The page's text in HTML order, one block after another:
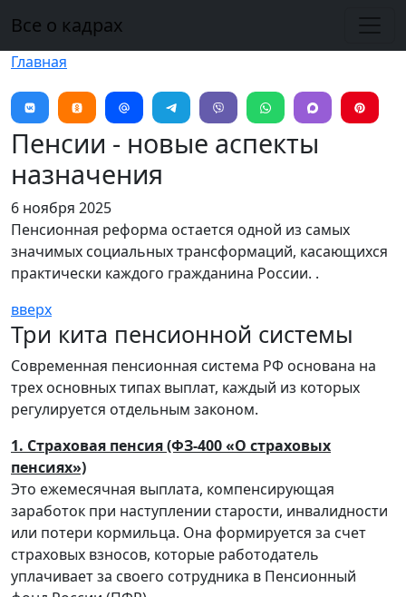
Все о кадрах
Главная
Пенсии - новые аспекты
назначения
6 ноября 2025
Пенсионная реформа остается одной из самых
значимых социальных трансформаций, касающихся
практически каждого гражданина России. .
вверх
Три кита пенсионной системы
Современная пенсионная система РФ основана на
трех основных типах выплат, каждый из которых
регулируется отдельным законом.
1. Страховая пенсия (ФЗ-400 «О страховых
пенсиях»)
Это ежемесячная выплата, компенсирующая
заработок при наступлении старости, инвалидности
или потери кормильца. Она формируется за счет
страховых взносов, которые работодатель
уплачивает за своего сотрудника в Пенсионный